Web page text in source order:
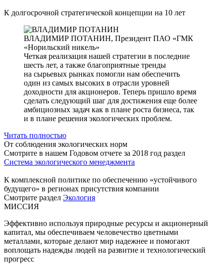
К долгосрочной стратегической концепции на 10 лет
ВЛАДИМИР ПОТАНИН, Президент ПАО «ГМК
«Норильский никель»
Четкая реализация нашей стратегии в последние
шесть лет, а также благоприятные тренды
на сырьевых рынках помогли нам обеспечить
один из самых высоких в отрасли уровней
доходности для акционеров. Теперь пришло время
сделать следующий шаг для достижения еще более
амбициозных задач как в плане роста бизнеса, так
и в плане решения экологических проблем.
Читать полностью
От соблюдения экологических норм
Смотрите в нашем Годовом отчете за 2018 год раздел
Система экологического менеджмента
К комплексной политике по обеспечению «устойчивого
будущего» в регионах присутствия компании
Смотрите раздел Экология
МИССИЯ
Эффективно используя природные ресурсы и акционерный
капитал, мы обеспечиваем человечество цветными
металлами, которые делают мир надежнее и помогают
воплощать надежды людей на развитие и технологический
прогресс